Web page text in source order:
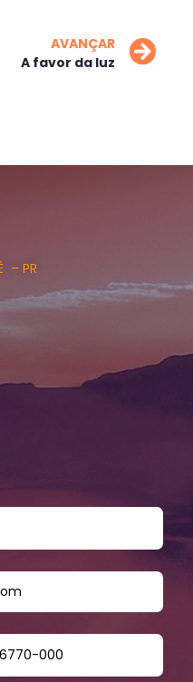
AVANÇAR
A favor da luz
– PR
000